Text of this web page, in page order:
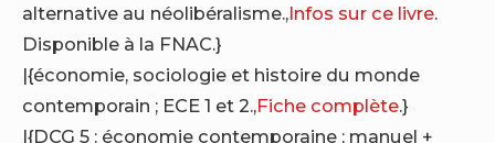
alternative au néolibéralisme.,Infos sur ce livre.
Disponible à la FNAC.}
|{économie, sociologie et histoire du monde
contemporain ; ECE 1 et 2.,Fiche complète.}
|{DCG 5 : économie contemporaine ; manuel +